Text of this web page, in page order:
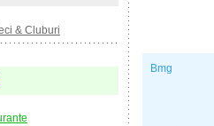
Bmg
& Cluburi